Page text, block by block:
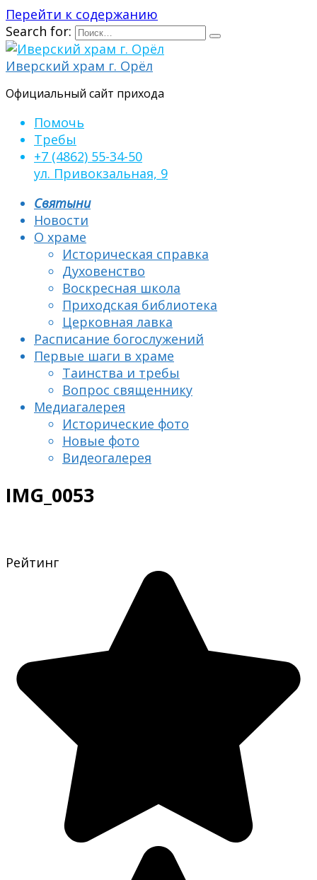
Перейти к содержанию
Search for:
Иверский храм г. Орёл
Официальный сайт прихода
Помочь
Требы
+7 (4862) 55-34-50
ул. Привокзальная, 9
Святыни
Новости
О храме
Историческая справка
Духовенство
Воскресная школа
Приходская библиотека
Церковная лавка
Расписание богослужений
Первые шаги в храме
Таинства и требы
Вопрос священнику
Медиагалерея
Исторические фото
Новые фото
Видеогалерея
IMG_0053
Рейтинг